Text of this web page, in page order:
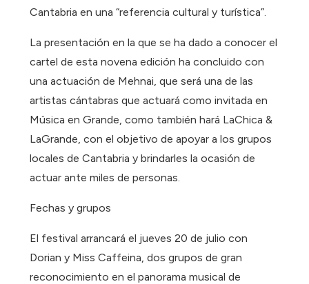
Cantabria en una “referencia cultural y turística”.
La presentación en la que se ha dado a conocer el
cartel de esta novena edición ha concluido con
una actuación de Mehnai, que será una de las
artistas cántabras que actuará como invitada en
Música en Grande, como también hará LaChica &
LaGrande, con el objetivo de apoyar a los grupos
locales de Cantabria y brindarles la ocasión de
actuar ante miles de personas.
Fechas y grupos
El festival arrancará el jueves 20 de julio con
Dorian y Miss Caffeina, dos grupos de gran
reconocimiento en el panorama musical de